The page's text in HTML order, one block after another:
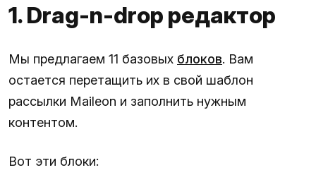
1. Drag-n-drop редактор
Мы предлагаем 11 базовых блоков. Вам
остается перетащить их в свой шаблон
рассылки Maileon и заполнить нужным
контентом.
Вот эти блоки: